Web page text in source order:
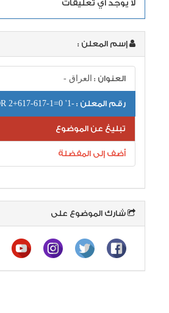
لا يوجد أي تعليقات
إسم المعلن :
العنوان :العراق -
رقم المعلن :-1' OR 2+617-617-1=0
تبليغ عن الموضوع
أضف إلى المفضلة
شارك الموضوع على